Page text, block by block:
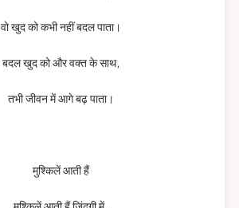
वो खुद को कभी नहीं बदल पाता।
बदल खुद को और वक्त के साथ,
तभी जीवन में आगे बढ़ पाता।
मुश्किलें आती हैं